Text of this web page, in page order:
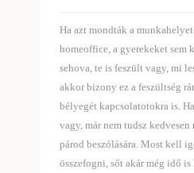
Ha azt mondták a
homeoffice, a gyerekeket sem
sehova, te is feszült vagy, mi
akkor bizony ez a feszültség
bélyegét kapcsolatotokra is.
vagy, már nem tudsz
párod beszólására. Most kell
összefogni, sőt akár még idő is